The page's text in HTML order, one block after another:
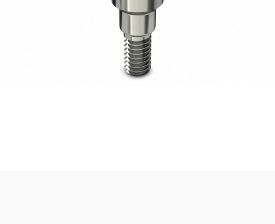
Ajouter au panier